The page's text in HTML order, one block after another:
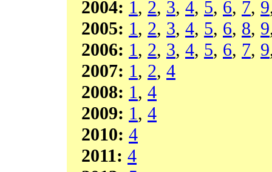
2004: 1, 2, 3, 4, 5, 6, 7, 9
2005: 1, 2, 3, 4, 5, 6, 8, 9
2006: 1, 2, 3, 4, 5, 6, 7, 9
2007: 1, 2, 4
2008: 1, 4
2009: 1, 4
2010: 4
2011: 4